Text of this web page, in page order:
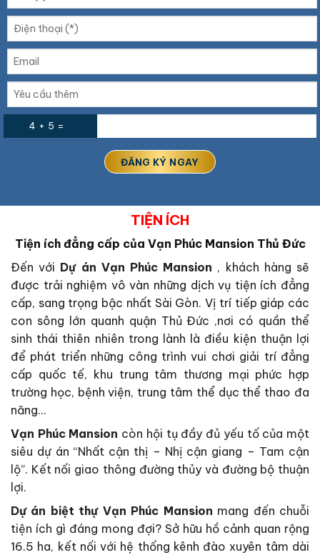
4 + 5 =
TIỆN ÍCH
Tiện ích đẳng cấp của Vạn Phúc Mansion Thủ Đức
Đến với Dự án Vạn Phúc Mansion , khách hàng sẽ
được trải nghiệm vô vàn những dịch vụ tiện ích đẳng
cấp, sang trọng bậc nhất Sài Gòn. Vị trí tiếp giáp các
con sông lớn quanh quận Thủ Đức ,nơi có quần thể
sinh thái thiên nhiên trong lành là điều kiện thuận lợi
để phát triển những công trình vui chơi giải trí đẳng
cấp quốc tế, khu trung tâm thương mại phức hợp
trường học, bệnh viện, trung tâm thể dục thể thao đa
năng…
Vạn Phúc Mansion còn hội tụ đầy đủ yếu tố của một
siêu dự án “Nhất cận thị – Nhị cận giang – Tam cận
lộ”. Kết nối giao thông đường thủy và đường bộ thuận
lợi.
Dự án biệt thự Vạn Phúc Mansion mang đến chuỗi
tiện ích gì đáng mong đợi? Sở hữu hồ cảnh quan rộng
16.5 ha, kết nối với hệ thống kênh đào xuyên tâm dài